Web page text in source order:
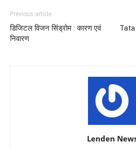
Previous article
डिजिटल विजन सिंड्रोम : कारण एवं
निवारण
Tata
Lenden